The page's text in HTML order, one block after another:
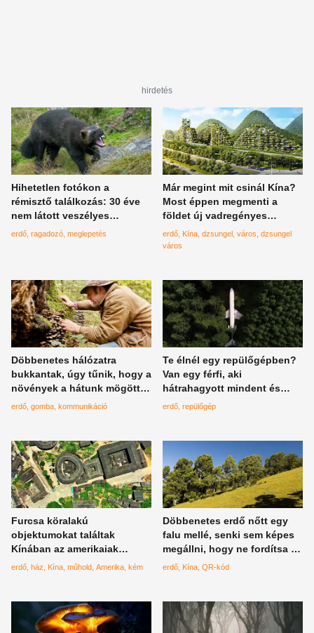
hirdetés
Hihetetlen fotókon a
rémisztő találkozás: 30 éve
nem látott veszélyes
ragadozó bukkant elő a
erdő ragadozó meglepetés
Már megint mit csinál Kína?
Most éppen megmenti a
földet új vadregényes
dzsungelvárosával
erdő Kína dzsungel város dzsungel
város
Döbbenetes hálózatra
bukkantak, úgy tűnik, hogy a
növények a hátunk mögött
kommunikálnak egymással
erdő gomba kommunikáció
Te élnél egy repülőgépben?
Van egy férfi, aki
hátrahagyott mindent és
beköltözött egy repülőgépbe
erdő repülőgép
Furcsa köralakú
objektumokat találtak
Kínában az amerikaiak
műholdon keresztül,
erdő ház Kína műhold Amerika kém
Döbbenetes erdő nőtt egy
falu mellé, senki sem képes
megállni, hogy ne fordítsa rá
a kameráját
erdő Kína QR-kód